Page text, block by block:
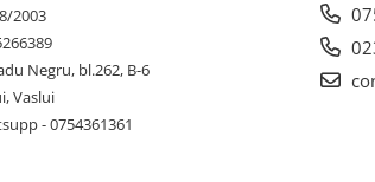
2003
Negru, bl.262, B-6
Vaslui
- 0754361361